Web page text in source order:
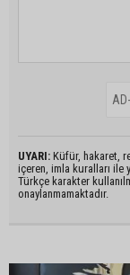
UYARI: Küfür, hakaret,
içeren, imla kuralları ile
Türkçe karakter
onaylanmamaktadır.